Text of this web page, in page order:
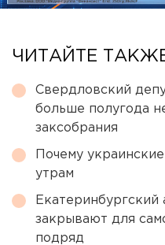
ЧИТАЙТЕ
Свердловский
больше полугода
заксобрания
Почему
утрам
закрывают для
подряд